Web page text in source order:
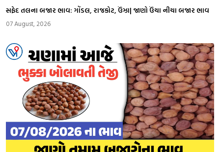
સફેદ તલના બજાર ભાવ: ગોંડલ, રાજકોટ, ઉંઝા| જાણો ઉંચા નીચા બજાર ભાવ
07 August, 2026